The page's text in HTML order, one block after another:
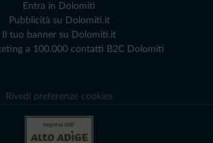
Entra in Dolomiti
Pubblicità su Dolomiti.it
Il tuo banner su Dolomiti.it
a 100.000 contatti B2C Dolomiti
Rivedi preferenze cookies